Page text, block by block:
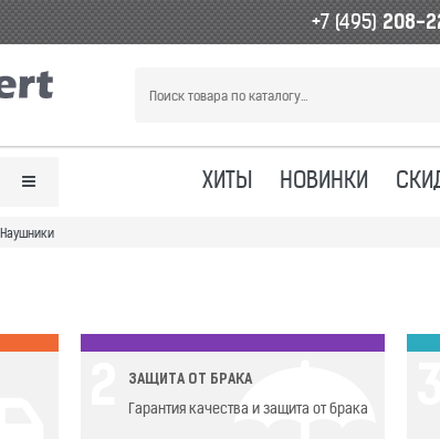
+7 (495)208-
ХИТЫ НОВИНКИ
Наушники
ЗАЩИТА ОТ БРАКА
Гарантия качества и защита от брака